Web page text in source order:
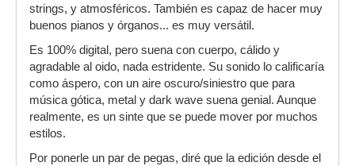
strings, y atmosféricos. También es capaz de hacer muy
buenos pianos y órganos... es muy versátil.
Es 100% digital, pero suena con cuerpo, cálido y
agradable al oido, nada estridente. Su sonido lo calificaría
como áspero, con un aire oscuro/siniestro que para
música gótica, metal y dark wave suena genial. Aunque
realmente, es un sinte que se puede mover por muchos
estilos.
Por ponerle un par de pegas, diré que la edición desde el